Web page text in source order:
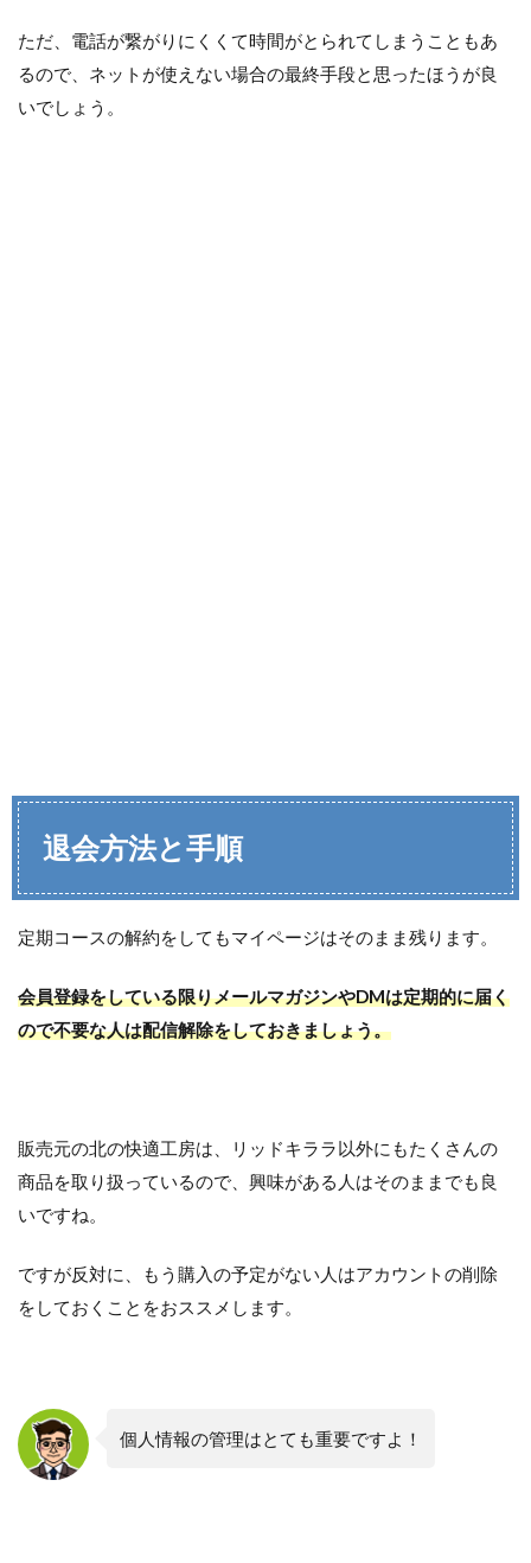
ただ、電話が繋がりにくくて時間がとられてしまうこともあ
るので、ネットが使えない場合の最終手段と思ったほうが良
いでしょう。
退会方法と手順
定期コースの解約をしてもマイページはそのまま残ります。
会員登録をしている限りメールマガジンやDMは定期的に届く
ので不要な人は配信解除をしておきましょう。
販売元の北の快適工房は、リッドキララ以外にもたくさんの
商品を取り扱っているので、興味がある人はそのままでも良
いですね。
ですが反対に、もう購入の予定がない人はアカウントの削除
をしておくことをおススメします。
個人情報の管理はとても重要ですよ！